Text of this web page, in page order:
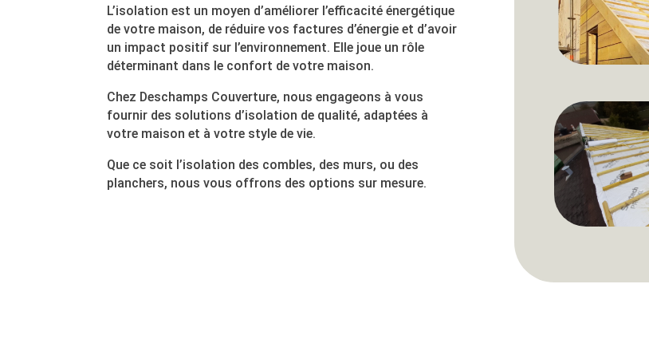
L’isolation est un moyen d’améliorer l’efficacité énergétique
de votre maison, de réduire vos factures d’énergie et d’avoir
un impact positif sur l’environnement. Elle joue un rôle
déterminant dans le confort de votre maison.
Chez Deschamps Couverture, nous engageons à vous
fournir des solutions d’isolation de qualité, adaptées à
votre maison et à votre style de vie.
Que ce soit l’isolation des combles, des murs, ou des
planchers, nous vous offrons des options sur mesure.